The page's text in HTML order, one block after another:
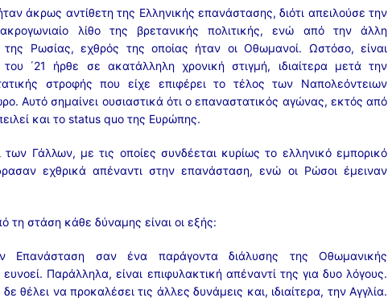
άκρως αντίθετη της Ελληνικής επανάστασης, διότι απειλούσε την
λίθο της βρετανικής πολιτικής, ενώ από την άλλη
Ρωσίας, εχθρός της οποίας ήταν οι Οθωμανοί. Ωστόσο, είναι
΄21 ήρθε σε ακατάλληλη χρονική στιγμή, ιδιαίτερα μετά την
στροφής που είχε επιφέρει το τέλος των Ναπολεόντειων
Αυτό σημαίνει ουσιαστικά ότι ο επαναστατικός αγώνας, εκτός από
και το status quo της Ευρώπης.
Γάλλων, με τις οποίες συνδέεται κυρίως το ελληνικό εμπορικό
εχθρικά απέναντι στην επανάσταση, ενώ οι Ρώσοι έμειναν
τη στάση κάθε δύναμης είναι οι εξής:
Επανάσταση σαν ένα παράγοντα διάλυσης της Οθωμανικής
Παράλληλα, είναι επιφυλακτική απέναντί της για δυο λόγους.
θέλει να προκαλέσει τις άλλες δυνάμεις και, ιδιαίτερα, την Αγγλία.